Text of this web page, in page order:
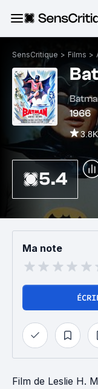
SensCritique > Films >
1966
3.8K
5.4
Ma note
Film de Leslie H.